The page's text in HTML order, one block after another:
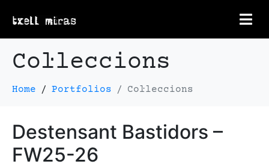
Col·leccions
Home Portfolios Col·leccions
Destensant Bastidors –
FW25-26